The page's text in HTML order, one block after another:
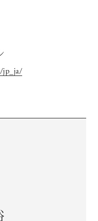
jp_ja/